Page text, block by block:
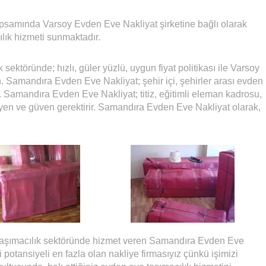
Varsoy Evden Eve Nakliyat şirketine bağlı olarak
hizmeti sunmaktadır.
sektöründe; hızlı, güler yüzlü, uygun fiyat politikası ile Varsoy
Samandıra Evden Eve Nakliyat; şehir içi, şehirler arası evden
Samandıra Evden Eve Nakliyat; titiz, eğitimli eleman kadrosu,
ve güven gerektirir. Samandıra Evden Eve Nakliyat olarak,
sektöründe hizmet veren Samandıra Evden Eve
en fazla olan nakliye firmasıyız çünkü işimizi